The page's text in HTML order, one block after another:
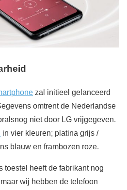
zal initieel gelanceerd
omtrent de Nederlandse
niet door LG vrijgegeven.
in vier kleuren; platina grijs /
blauw en frambozen roze.
toestel heeft de fabrikant nog
wij hebben de telefoon